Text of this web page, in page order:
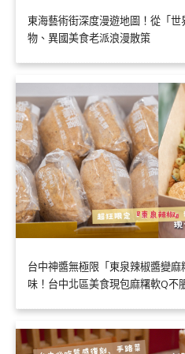
東海藝術街深度漫遊地圖！從「
物、異國美食老派浪漫散策
台中神醬無極限「東泉辣椒醬變
味！台中北區美食現包麻糬軟Q不